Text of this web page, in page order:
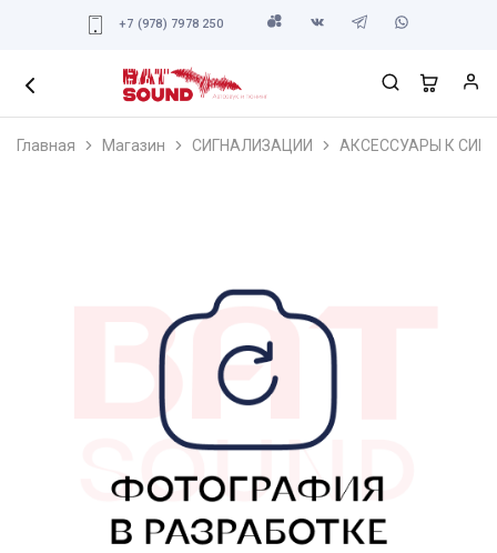
+7 (978) 7978 250
Главная Магазин СИГНАЛИЗАЦИИ АКСЕССУАРЫ К